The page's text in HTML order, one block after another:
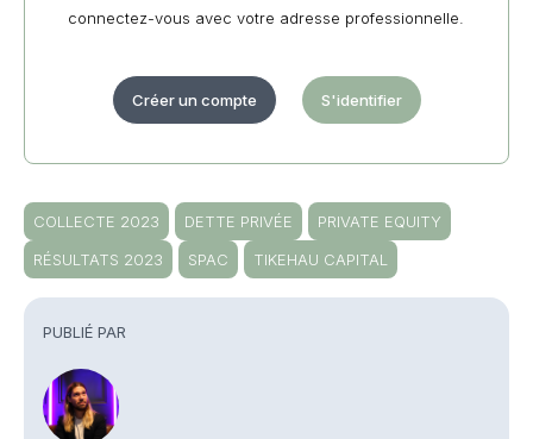
PUBLIÉ PAR
connectez-vous avec votre adresse professionnelle.
Créer un compte S'identifier
COLLECTE 2023 DETTE PRIVÉE
PRIVATE EQUITY
RÉSULTATS 2023
SPAC TIKEHAU CAPITAL